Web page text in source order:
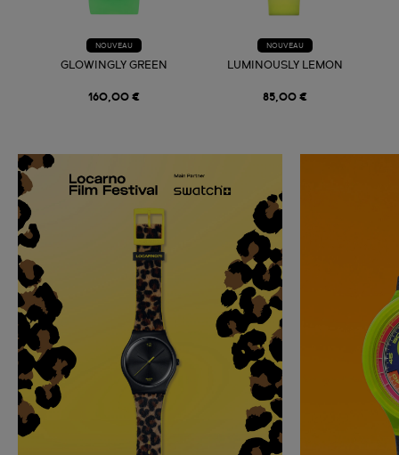
NOUVEAU
GLOWINGLY GREEN
160,00 €
NOUVEAU
LUMINOUSLY LEMON
85,00 €